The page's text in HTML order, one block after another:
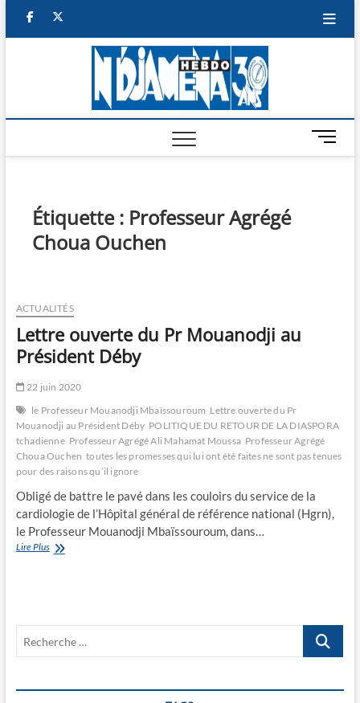
facebook
M
e
Étiquette : Professeur Agrégé
Choua Ouchen
ACTUALITÉS
Lettre ouverte du Pr Mouanodji au
Président Déby
22 juin 2020
le Professeur Mouanodji Mbaïssouroum Lettre ouverte du Pr
Mouanodji au Président Déby POLITIQUE DU RETOUR DE LA DIASPORA
tchadienne Professeur Agrégé Ali Mahamat Moussa Professeur Agrégé
Choua Ouchen toutes les promesses qui lui ont été faites ne sont pas tenues
pour des raisons qu’il ignore
Obligé de battre le pavé dans les couloirs du service de la
cardiologie de l’Hôpital général de référence national (Hgrn),
le Professeur Mouanodji Mbaïssouroum, dans…
Lire PlusLettre
Déby
Recherche